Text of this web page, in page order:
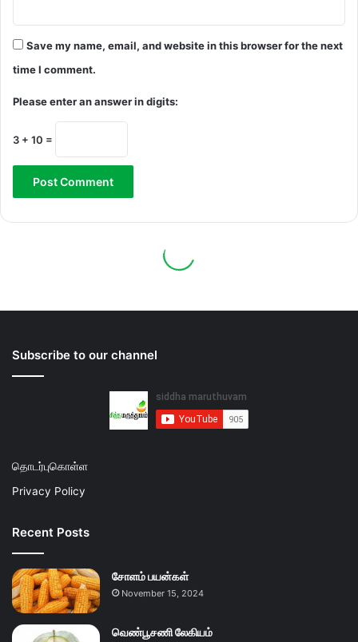
Subscribe to our channel
தொடர்புகொள்ள
Privacy Policy
Recent Posts
சோளம் பயன்கள்
November 15, 2024
வெண்பூசணி லேகியம்